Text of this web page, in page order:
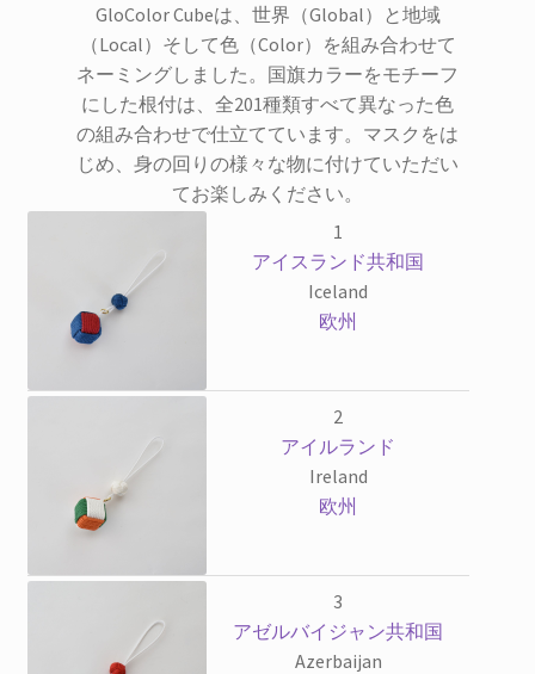
GloColor Cubeは、世界（Global）と地域
（Local）そして色（Color）を組み合わせて
ネーミングしました。国旗カラーをモチーフ
にした根付は、全201種類すべて異なった色
の組み合わせで仕立てています。マスクをは
じめ、身の回りの様々な物に付けていただい
てお楽しみください。
1
アイスランド共和国
Iceland
欧州
2
アイルランド
Ireland
欧州
3
アゼルバイジャン共和国
Azerbaijan